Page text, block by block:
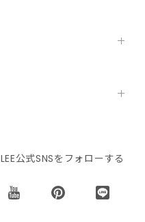
LEE公式SNSをフォローする